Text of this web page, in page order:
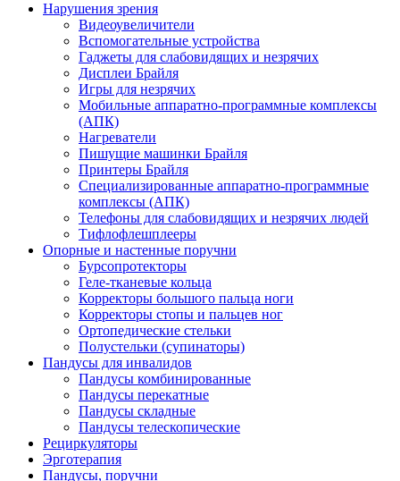
Нарушения зрения
Видеоувеличители
Вспомогательные устройства
Гаджеты для слабовидящих и незрячих
Дисплеи Брайля
Игры для незрячих
Мобильные аппаратно-программные комплексы
(АПК)
Нагреватели
Пишущие машинки Брайля
Принтеры Брайля
Специализированные аппаратно-программные
комплексы (АПК)
Телефоны для слабовидящих и незрячих людей
Тифлофлешплееры
Опорные и настенные поручни
Бурсопротекторы
Геле-тканевые кольца
Корректоры большого пальца ноги
Корректоры стопы и пальцев ног
Ортопедические стельки
Полустельки (супинаторы)
Пандусы для инвалидов
Пандусы комбинированные
Пандусы перекатные
Пандусы складные
Пандусы телескопические
Рециркуляторы
Эрготерапия
Пандусы, поручни